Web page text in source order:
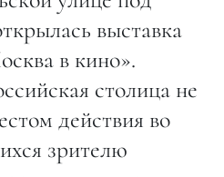
выставка
в кино».
столица не
действия во
зрителю